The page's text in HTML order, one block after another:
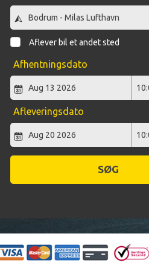
Aflever bil et andet sted
Afhentningsdato
Afleveringsdato
SØG